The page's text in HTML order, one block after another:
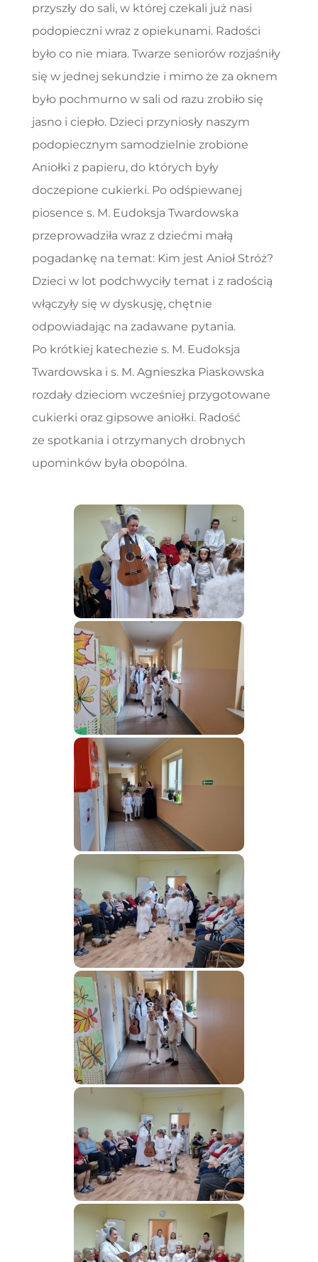
przyszły do sali, w której czekali już nasi
podopieczni wraz z opiekunami. Radości
było co nie miara. Twarze seniorów rozjaśniły
się w jednej sekundzie i mimo że za oknem
było pochmurno w sali od razu zrobiło się
jasno i ciepło. Dzieci przyniosły naszym
podopiecznym samodzielnie zrobione
Aniołki z papieru, do których były
doczepione cukierki. Po odśpiewanej
piosence s. M. Eudoksja Twardowska
przeprowadziła wraz z dziećmi małą
pogadankę na temat: Kim jest Anioł Stróż?
Dzieci w lot podchwyciły temat i z radością
włączyły się w dyskusję, chętnie
odpowiadając na zadawane pytania.
Po krótkiej katechezie s. M. Eudoksja
Twardowska i s. M. Agnieszka Piaskowska
rozdały dzieciom wcześniej przygotowane
cukierki oraz gipsowe aniołki. Radość
ze spotkania i otrzymanych drobnych
upominków była obopólna.